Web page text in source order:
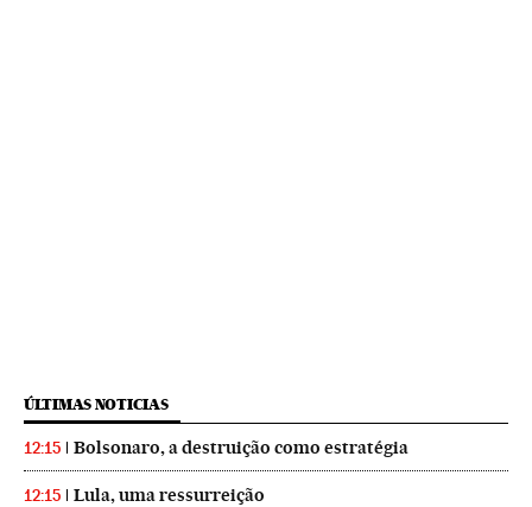
ÚLTIMAS NOTICIAS
12:15 Bolsonaro, a destruição como estratégia
12:15 Lula, uma ressurreição